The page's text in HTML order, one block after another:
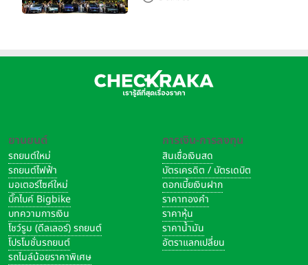
ยานยนต์
รถยนต์ใหม่
รถยนต์ไฟฟ้า
มอเตอร์ไซค์ใหม่
บิ๊กไบค์ Bigbike
บทความการเงิน
โชว์รูม (ดีลเลอร์) รถยนต์
โปรโมชั่นรถยนต์
รถไมล์น้อยราคาพิเศษ
การเงิน-การลงทุน
สินเชื่อเงินสด
บัตรเครดิต / บัตรเดบิต
ดอกเบี้ยเงินฝาก
ราคาทองคำ
ราคาหุ้น
ราคาน้ำมัน
อัตราแลกเปลี่ยน